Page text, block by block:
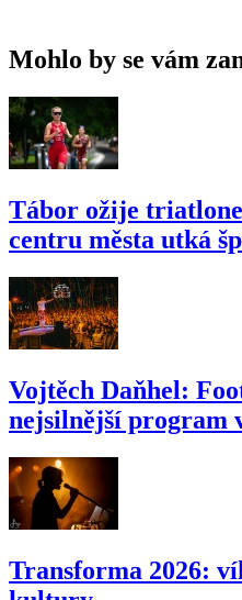
Mohlo by se vám
Tábor ožije
centru města utká
Vojtěch Daňhel:
nejsilnější program
Transforma 2026: